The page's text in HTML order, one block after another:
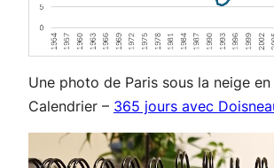
Une photo de Paris sous la neige
Calendrier – 365 jours avec